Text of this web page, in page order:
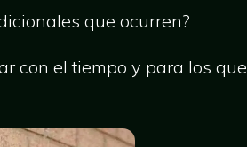
que ocurren?
con el tiempo y para los que